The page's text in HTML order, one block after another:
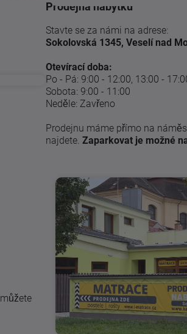
Prodejna nábytku
Stavte se za námi na adrese:
Sokolovská 1345, Veselí nad
Otevírací doba:
Po - Pá: 9:00 - 12:00, 13:00 -
Sobota: 9:00 - 11:00
Neděle: Zavřeno
Prodejnu máme přímo na
najdete. Zaparkovat je možné